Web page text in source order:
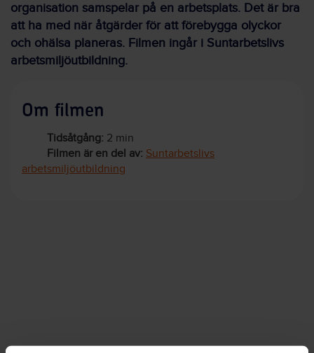
organisation samspelar på en arbetsplats. Det är bra
att ha med när åtgärder för att förebygga olyckor
och ohälsa planeras. Filmen ingår i Suntarbetslivs
arbetsmiljöutbildning.
Om filmen
Tidsåtgång: 2 min
Filmen är en del av: Suntarbetslivs
arbetsmiljöutbildning